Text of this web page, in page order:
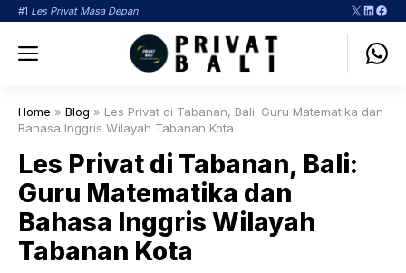
Langsung
#1 Les Privat Masa Depan X
Menu
Home » Blog » Les Privat di Tabanan, Bali: Guru Matematika dan
Bahasa Inggris Wilayah Tabanan Kota
Les Privat di Tabanan, Bali:
Guru Matematika dan
Bahasa Inggris Wilayah
Tabanan Kota